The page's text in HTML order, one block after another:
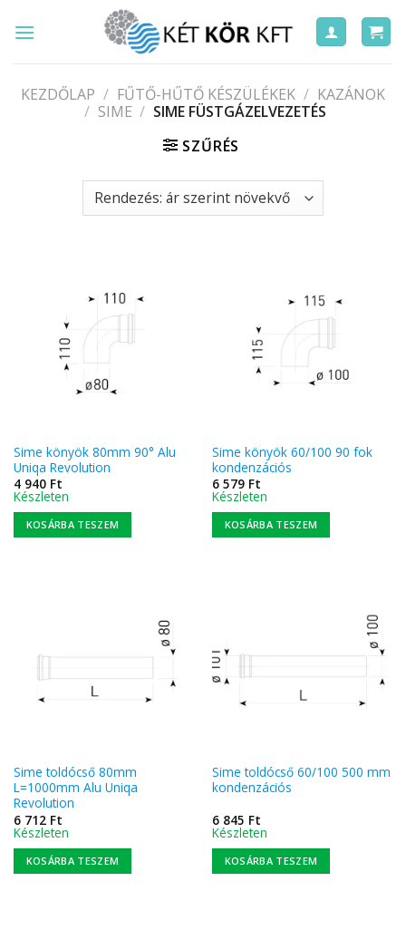
KEZDŐLAP / FŰTŐ-HŰTŐ KÉSZÜLÉKEK / KAZÁNOK
/ SIME / SIME FÜSTGÁZELVEZETÉS
SZŰRÉS
Sime könyök 80mm 90° Alu
Uniqa Revolution
4 940 Ft
Készleten
KOSÁRBA TESZEM
Sime könyök 60/100 90 fok
kondenzációs
6 579 Ft
Készleten
KOSÁRBA TESZEM
Sime toldócső 80mm
L=1000mm Alu Uniqa
Revolution
6 712 Ft
Készleten
KOSÁRBA TESZEM
Sime toldócső 60/100 500 mm
kondenzációs
6 845 Ft
Készleten
KOSÁRBA TESZEM